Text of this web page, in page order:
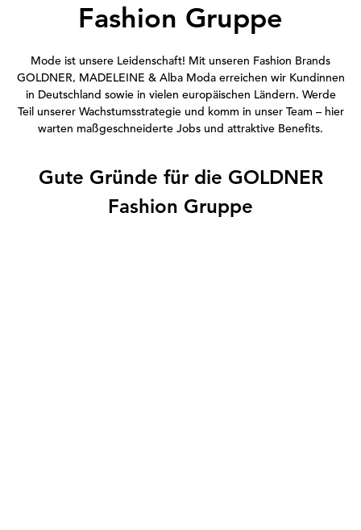
Fashion Gruppe
Mode ist unsere Leidenschaft! Mit unseren Fashion Brands
GOLDNER, MADELEINE & Alba Moda erreichen wir Kundinnen
in Deutschland sowie in vielen europäischen Ländern. Werde
Teil unserer Wachstumsstrategie und komm in unser Team – hier
warten maßgeschneiderte Jobs und attraktive Benefits.
Gute Gründe für die GOLDNER
Fashion Gruppe